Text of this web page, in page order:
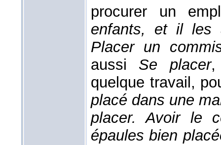
procurer un
enfants, et il les
Placer un
aussi Se placer,
quelque travail,
placé dans une
placer.Avoir le
épaules bien